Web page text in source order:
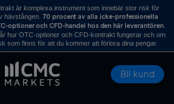
är komplexa instrument som innebär stor risk för
hävstången. 70 procent av alla icke-professionella
optioner och CFD-handel hos den här leverantören.
hur OTC-optioner och CFD-kontrakt fungerar och om
som finns för att du kommer att förlora dina pengar.
Bli kund